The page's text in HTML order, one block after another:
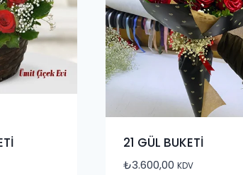
21 GÜL BUKETİ
₺3.600,00 KDV